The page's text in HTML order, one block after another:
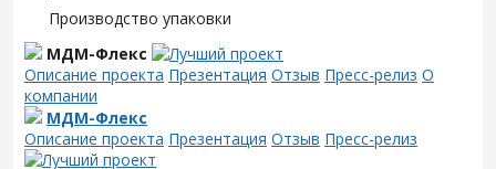
Производство упаковки
МДМ-Флекс
Описание проекта Презентация Отзыв Пресс-релиз О
компании
МДМ-Флекс
Описание проекта Презентация Отзыв Пресс-релиз